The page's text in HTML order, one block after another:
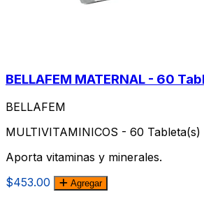
BELLAFEM MATERNAL - 60
BELLAFEM
MULTIVITAMINICOS - 60 Tableta(s)
Aporta vitaminas y minerales.
$453.00
Agregar